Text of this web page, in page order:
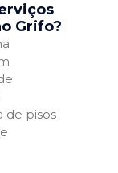
Grifo?
de pisos